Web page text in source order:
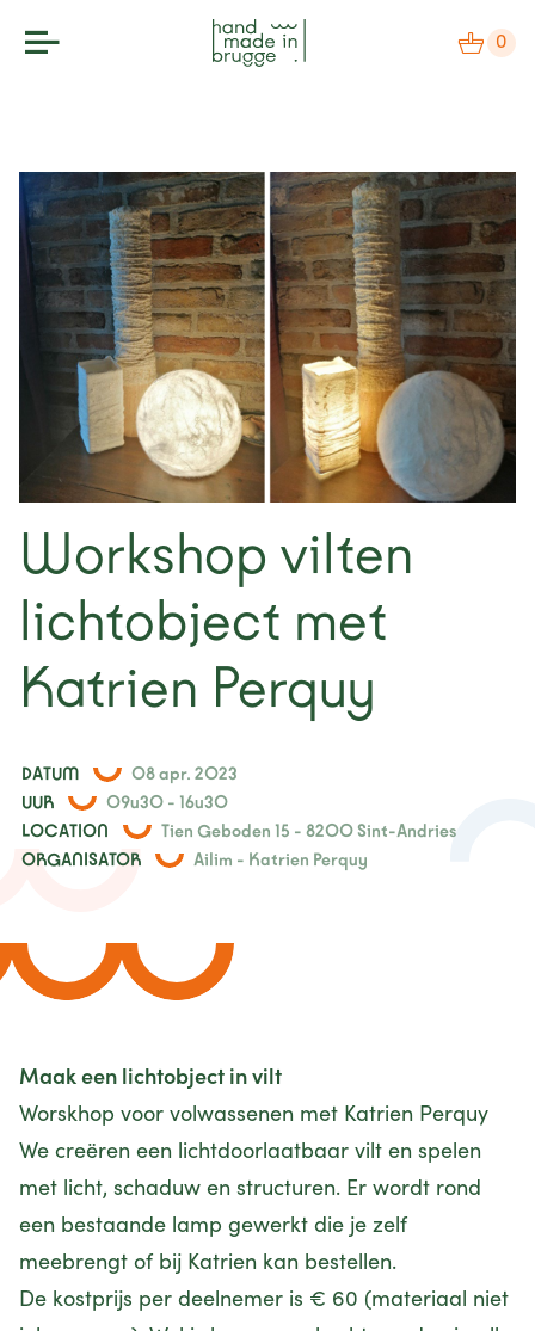
0
makers
label
bezoek
agenda
over
nieuws
projecten
contact
Workshop vilten
lichtobject met
Katrien Perquy
DATUM
08 apr. 2023
UUR
09u30 - 16u30
LOCATION
Tien Geboden 15 - 8200 Sint-Andries
ORGANISATOR
Ailim - Katrien Perquy
Maak een lichtobject in vilt
Worskhop voor volwassenen met Katrien Perquy
We creëren een lichtdoorlaatbaar vilt en spelen
met licht, schaduw en structuren. Er wordt rond
een bestaande lamp gewerkt die je zelf
meebrengt of bij Katrien kan bestellen.
De kostprijs per deelnemer is € 60 (materiaal niet